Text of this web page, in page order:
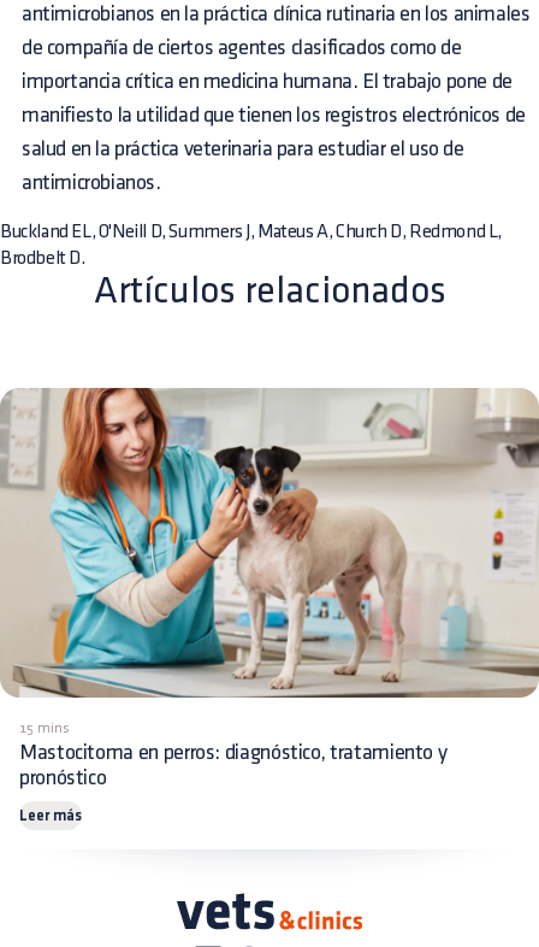
antimicrobianos en la práctica clínica rutinaria en los animales
de compañía de ciertos agentes clasificados como de
importancia crítica en medicina humana. El trabajo pone de
manifiesto la utilidad que tienen los registros electrónicos de
salud en la práctica veterinaria para estudiar el uso de
antimicrobianos.
Buckland EL, O'Neill D, Summers J, Mateus A, Church D, Redmond L,
Brodbelt D.
Artículos relacionados
15 mins
Mastocitoma en perros: diagnóstico, tratamiento y
pronóstico
Leer más